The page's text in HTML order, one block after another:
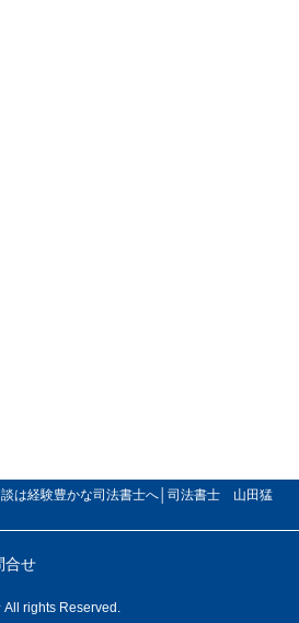
は経験豊かな司法書士へ│司法書士 山田猛
合せ
rights Reserved.